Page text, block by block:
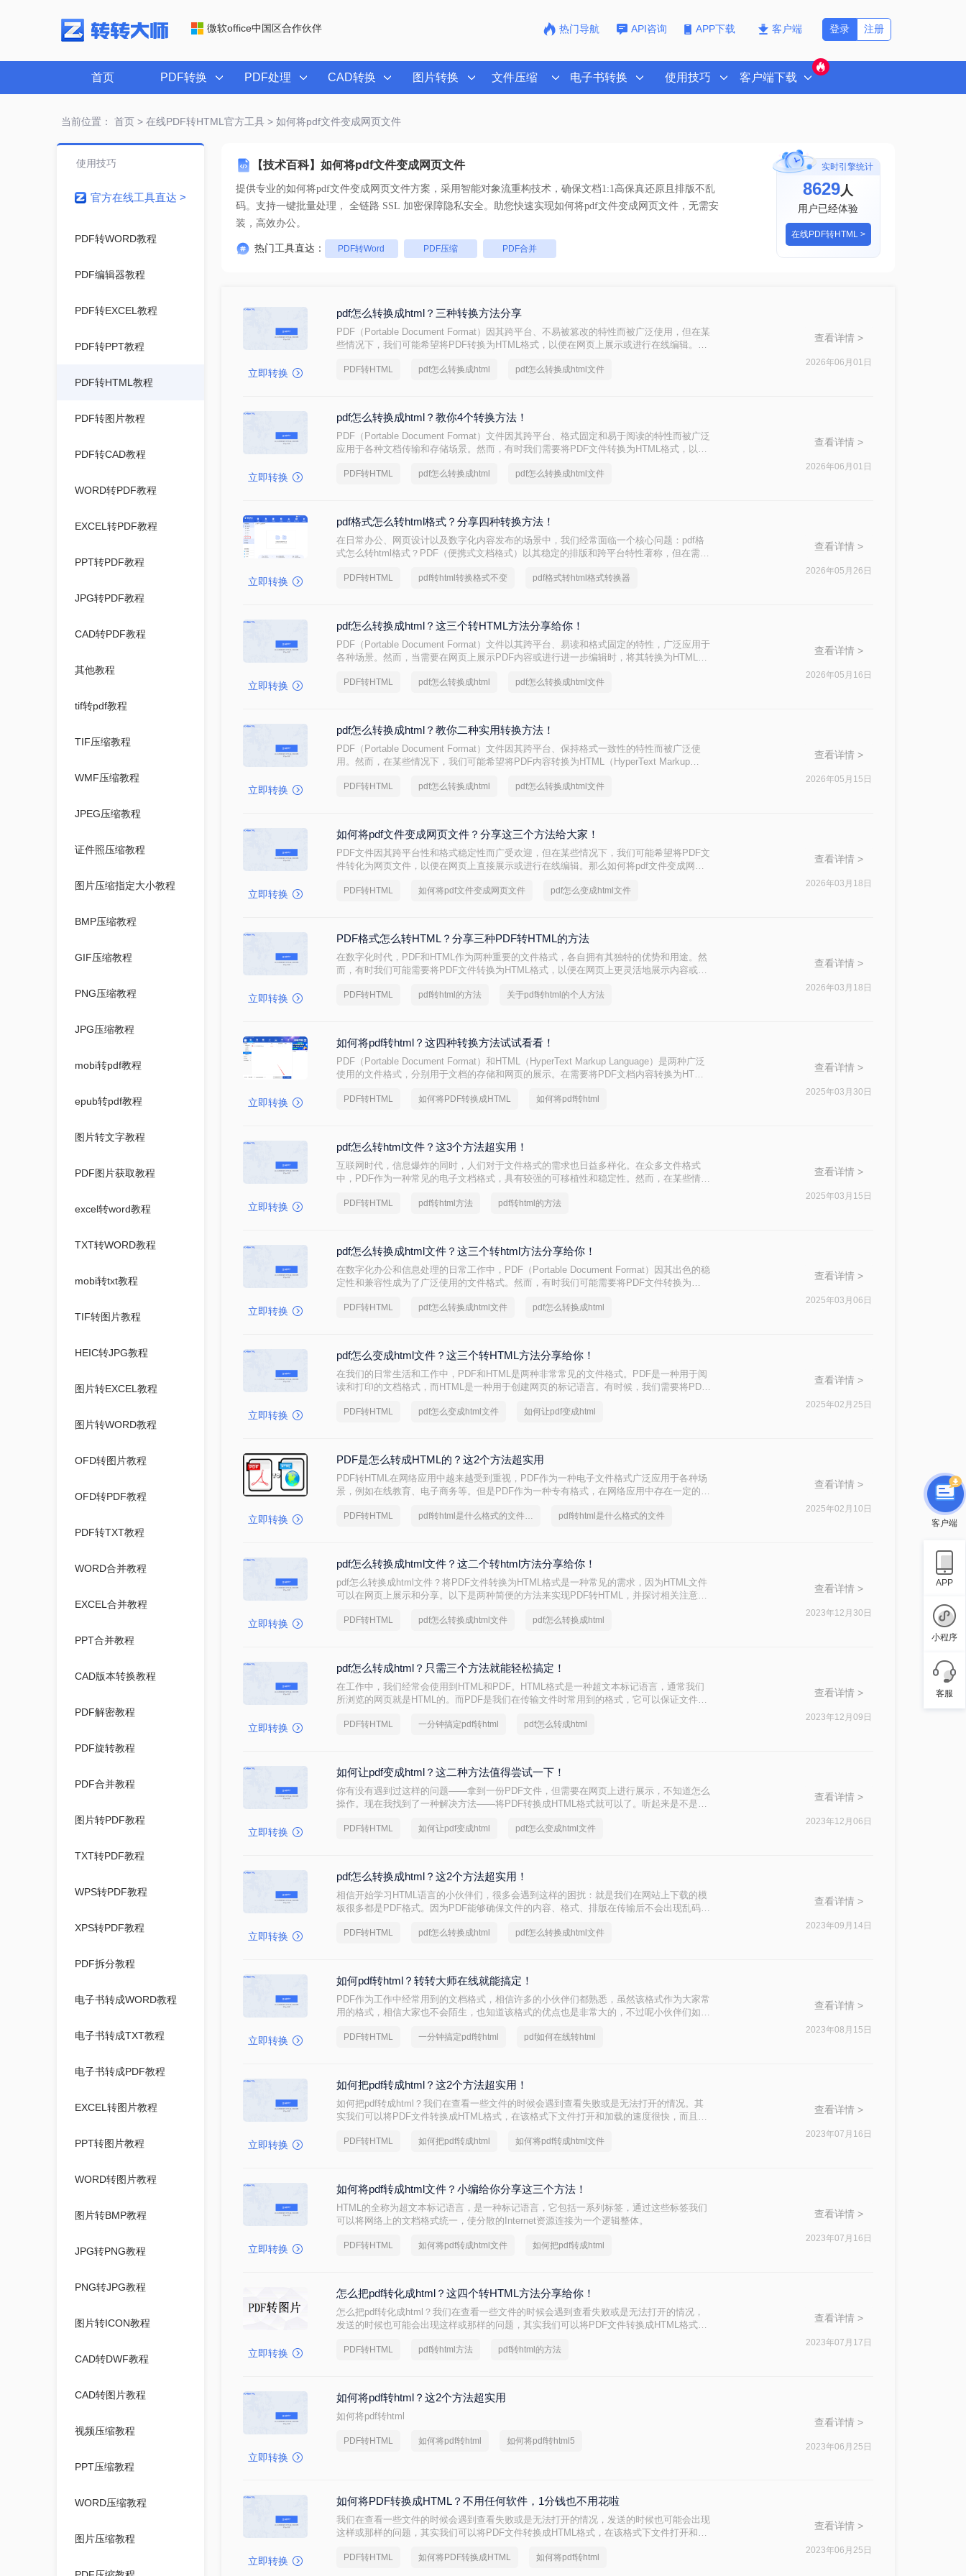
微软office中国区合作伙伴 热门导航 API咨询 APP下载 客户端 注册
登录
首页 PDF转换 PDF处理 CAD转换 图片转换 文件压缩 电子书转换 使用技巧 客户端下载
当前位置： 首页> 在线PDF转HTML官方工具> 如何将pdf文件变成网页文件
【技术百科】如何将pdf文件变成网页文件
提供专业的如何将pdf文件变成网页文件方案，采用智能对象流重构技术，确保文档1:1高保真还原且排版不乱
码。支持一键批量处理， 全链路 SSL 加密保障隐私安全。助您快速实现如何将pdf文件变成网页文件，无需安
装，高效办公。
热门工具直达： PDF转Word PDF压缩 PDF合并
实时引擎统计
8629人
用户已经体验
在线PDF转HTML >
使用技巧
官方在线工具直达 >
PDF转WORD教程
PDF编辑器教程
PDF转EXCEL教程
PDF转PPT教程
PDF转HTML教程
PDF转图片教程
PDF转CAD教程
WORD转PDF教程
EXCEL转PDF教程
PPT转PDF教程
JPG转PDF教程
CAD转PDF教程
其他教程
tif转pdf教程
TIF压缩教程
WMF压缩教程
JPEG压缩教程
证件照压缩教程
图片压缩指定大小教程
BMP压缩教程
GIF压缩教程
PNG压缩教程
JPG压缩教程
mobi转pdf教程
epub转pdf教程
图片转文字教程
PDF图片获取教程
excel转word教程
TXT转WORD教程
mobi转txt教程
TIF转图片教程
HEIC转JPG教程
图片转EXCEL教程
图片转WORD教程
OFD转图片教程
OFD转PDF教程
PDF转TXT教程
WORD合并教程
EXCEL合并教程
PPT合并教程
CAD版本转换教程
PDF解密教程
PDF旋转教程
PDF合并教程
图片转PDF教程
TXT转PDF教程
WPS转PDF教程
XPS转PDF教程
PDF拆分教程
电子书转成WORD教程
电子书转成TXT教程
电子书转成PDF教程
EXCEL转图片教程
PPT转图片教程
WORD转图片教程
图片转BMP教程
JPG转PNG教程
PNG转JPG教程
图片转ICON教程
CAD转DWF教程
CAD转图片教程
视频压缩教程
PPT压缩教程
WORD压缩教程
图片压缩教程
立即转换
pdf怎么转换成html？三种转换方法分享
PDF（Portable Document Format）因其跨平台、不易被篡改的特性而被广泛使用，但在某
些情况下，我们可能希望将PDF转换为HTML格式，以便在网页上展示或进行在线编辑。那
PDF转HTML pdf怎么转换成html pdf怎么转换成html文件
查看详情 >
2026年06月01日
立即转换
pdf怎么转换成html？教你4个转换方法！
PDF（Portable Document Format）文件因其跨平台、格式固定和易于阅读的特性而被广泛
应用于各种文档传输和存储场景。然而，有时我们需要将PDF文件转换为HTML格式，以便
PDF转HTML方法。
PDF转HTML pdf怎么转换成html pdf怎么转换成html文件
查看详情 >
2026年06月01日
立即转换
pdf格式怎么转html格式？分享四种转换方法！
在日常办公、网页设计以及数字化内容发布的场景中，我们经常面临一个核心问题：pdf格
式怎么转html格式？PDF（便携式文档格式）以其稳定的排版和跨平台特性著称，但在需要
重要。
PDF转HTML pdf转html转换格式不变 pdf格式转html格式转换器
查看详情 >
2026年05月26日
立即转换
pdf怎么转换成html？这三个转HTML方法分享给你！
PDF（Portable Document Format）文件以其跨平台、易读和格式固定的特性，广泛应用于
各种场景。然而，当需要在网页上展示PDF内容或进行进一步编辑时，将其转换为HTML格
HTML的方法，帮助您轻松实现这一需求。
PDF转HTML pdf怎么转换成html pdf怎么转换成html文件
查看详情 >
2026年05月16日
立即转换
pdf怎么转换成html？教你二种实用转换方法！
PDF（Portable Document Format）文件因其跨平台、保持格式一致性的特性而被广泛使
用。然而，在某些情况下，我们可能希望将PDF内容转换为HTML（HyperText Markup
介绍两种将PDF转换成HTML的方法。
PDF转HTML pdf怎么转换成html pdf怎么转换成html文件
查看详情 >
2026年05月15日
立即转换
如何将pdf文件变成网页文件？分享这三个方法给大家！
PDF文件因其跨平台性和格式稳定性而广受欢迎，但在某些情况下，我们可能希望将PDF文
件转化为网页文件，以便在网页上直接展示或进行在线编辑。那么如何将pdf文件变成网页
适的方式。
PDF转HTML 如何将pdf文件变成网页文件 pdf怎么变成html文件
查看详情 >
2026年03月18日
立即转换
PDF格式怎么转HTML？分享三种PDF转HTML的方法
在数字化时代，PDF和HTML作为两种重要的文件格式，各自拥有其独特的优势和用途。然
而，有时我们可能需要将PDF文件转换为HTML格式，以便在网页上更灵活地展示内容或进
帮助您轻松实现文件格式的转换。
PDF转HTML pdf转html的方法 关于pdf转html的个人方法
查看详情 >
2026年03月18日
立即转换
如何将pdf转html？这四种转换方法试试看看！
PDF（Portable Document Format）和HTML（HyperText Markup Language）是两种广泛
使用的文件格式，分别用于文档的存储和网页的展示。在需要将PDF文档内容转换为HTML
pdf转html呢？本文将详细介绍几种常见的PDF转HTML的方法。
PDF转HTML 如何将PDF转换成HTML 如何将pdf转html
查看详情 >
2025年03月30日
立即转换
pdf怎么转html文件？这3个方法超实用！
互联网时代，信息爆炸的同时，人们对于文件格式的需求也日益多样化。在众多文件格式
中，PDF作为一种常见的电子文档格式，具有较强的可移植性和稳定性。然而，在某些情况
html文件的方法，将会给我们带来极大的便利。
PDF转HTML pdf转html方法 pdf转html的方法
查看详情 >
2025年03月15日
立即转换
pdf怎么转换成html文件？这三个转html方法分享给你！
在数字化办公和信息处理的日常工作中，PDF（Portable Document Format）因其出色的稳
定性和兼容性成为了广泛使用的文件格式。然而，有时我们可能需要将PDF文件转换为
处理。那么pdf怎么转换成html文件呢？本文将介绍三种将PDF转换为HTML的高效方法，帮
PDF转HTML pdf怎么转换成html文件 pdf怎么转换成html
查看详情 >
2025年03月06日
立即转换
pdf怎么变成html文件？这三个转HTML方法分享给你！
在我们的日常生活和工作中，PDF和HTML是两种非常常见的文件格式。PDF是一种用于阅
读和打印的文档格式，而HTML是一种用于创建网页的标记语言。有时候，我们需要将PDF
成html文件方法，帮助您将PDF文件转换为HTML文件。
PDF转HTML pdf怎么变成html文件 如何让pdf变成html
查看详情 >
2025年02月25日
立即转换
PDF是怎么转成HTML的？这2个方法超实用
PDF转HTML在网络应用中越来越受到重视，PDF作为一种电子文件格式广泛应用于各种场
景，例如在线教育、电子商务等。但是PDF作为一种专有格式，在网络应用中存在一定的限
HTML作为一种开放标准，在浏览器中的兼容性强，结构清晰，方便搜索引擎抓取，能很好
PDF转HTML pdf转html是什么格式的文件怎么打开 pdf转html是什么格式的文件
查看详情 >
2025年02月10日
立即转换
pdf怎么转换成html文件？这二个转html方法分享给你！
pdf怎么转换成html文件？将PDF文件转换为HTML格式是一种常见的需求，因为HTML文件
可以在网页上展示和分享。以下是两种简便的方法来实现PDF转HTML，并探讨相关注意事
PDF转HTML pdf怎么转换成html文件 pdf怎么转换成html
查看详情 >
2023年12月30日
立即转换
pdf怎么转成html？只需三个方法就能轻松搞定！
在工作中，我们经常会使用到HTML和PDF。HTML格式是一种超文本标记语言，通常我们
所浏览的网页就是HTML的。而PDF是我们在传输文件时常用到的格式，它可以保证文件的
进行修改。那你们知道pdf怎么转成html吗？下面就为大家分享三种转换方法。
PDF转HTML 一分钟搞定pdf转html pdf怎么转成html
查看详情 >
2023年12月09日
立即转换
如何让pdf变成html？这二种方法值得尝试一下！
你有没有遇到过这样的问题——拿到一份PDF文件，但需要在网页上进行展示，不知道怎么
操作。现在我找到了一种解决方法——将PDF转换成HTML格式就可以了。听起来是不是很
然后在网页上展示。
PDF转HTML 如何让pdf变成html pdf怎么变成html文件
查看详情 >
2023年12月06日
立即转换
pdf怎么转换成html？这2个方法超实用！
相信开始学习HTML语言的小伙伴们，很多会遇到这样的困扰：就是我们在网站上下载的模
板很多都是PDF格式。因为PDF能够确保文件的内容、格式、排版在传输后不会出现乱码的
么方法可以将模板转成HTML格式从而方便编辑呢？今天分享二个pdf怎么转换成html的方法
PDF转HTML pdf怎么转换成html pdf怎么转换成html文件
查看详情 >
2023年09月14日
立即转换
如何pdf转html？转转大师在线就能搞定！
PDF作为工作中经常用到的文档格式，相信许多的小伙伴们都熟悉，虽然该格式作为大家常
用的格式，相信大家也不会陌生，也知道该格式的优点也是非常大的，不过呢小伙伴们如果
式转换来解决问题了！具体操作是什么样的呢？小编接下来就来为大家详细解答如何pdf转
PDF转HTML 一分钟搞定pdf转html pdf如何在线转html
查看详情 >
2023年08月15日
立即转换
如何把pdf转成html？这2个方法超实用！
如何把pdf转成html？我们在查看一些文件的时候会遇到查看失败或是无法打开的情况。其
实我们可以将PDF文件转换成HTML格式，在该格式下文件打开和加载的速度很快，而且能
链接就能实现查看，非常方便，下面一起看看吧。
PDF转HTML 如何把pdf转成html 如何将pdf转成html文件
查看详情 >
2023年07月16日
立即转换
如何将pdf转成html文件？小编给你分享这三个方法！
HTML的全称为超文本标记语言，是一种标记语言，它包括一系列标签，通过这些标签我们
可以将网络上的文档格式统一，使分散的Internet资源连接为一个逻辑整体。
PDF转HTML 如何将pdf转成html文件 如何把pdf转成html
查看详情 >
2023年07月16日
立即转换
怎么把pdf转化成html？这四个转HTML方法分享给你！
怎么把pdf转化成html？​我们在查看一些文件的时候会遇到查看失败或是无法打开的情况，
发送的时候也可能会出现这样或那样的问题，其实我们可以将PDF文件转换成HTML格式，
看，与此同时还能方便文件的共享访问，只需一个链接就能实现查看,下面我们就来分享四
PDF转HTML pdf转html方法 pdf转html的方法
查看详情 >
2023年07月17日
立即转换
如何将pdf转html？这2个方法超实用
如何将pdf转html
PDF转HTML 如何将pdf转html 如何将pdf转html5
查看详情 >
2023年06月25日
立即转换
如何将PDF转换成HTML？不用任何软件，1分钱也不用花啦
我们在查看一些文件的时候会遇到查看失败或是无法打开的情况，发送的时候也可能会出现
这样或那样的问题，其实我们可以将PDF文件转换成HTML格式，在该格式下文件打开和加
的共享访问，只需一个链接就能实现查看,下面我们就来分享如何将PDF转换成HTML方法
PDF转HTML 如何将PDF转换成HTML 如何将pdf转html
查看详情 >
2023年06月25日
客户端
APP
小程序
客服